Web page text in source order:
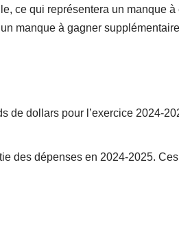
ce qui représentera un manque
manque à gagner
dollars pour l’exercice 2024-
des dépenses en 2024-2025.